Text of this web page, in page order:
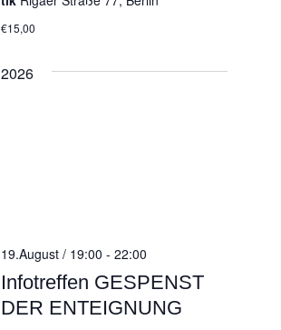
€15,00
Infotreffen GESPENST
DER ENTEIGNUNG
19.August / 19:00 - 22:00